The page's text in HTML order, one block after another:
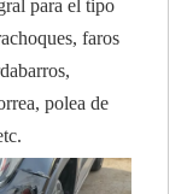
para el tipo
faros
polea de